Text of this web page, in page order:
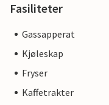
Fasiliteter
Gassapperat
Kjøleskap
Fryser
Kaffetrakter